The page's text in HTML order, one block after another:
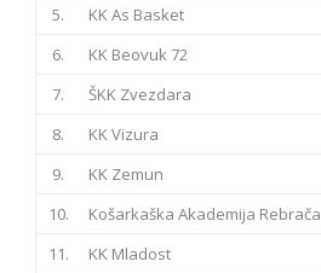
5.
KK As Basket
6.
KK Beovuk 72
7.
ŠKK Zvezdara
8.
KK Vizura
9.
KK Zemun
10.
Košarkaška Akademija Rebrača
11.
KK Mladost